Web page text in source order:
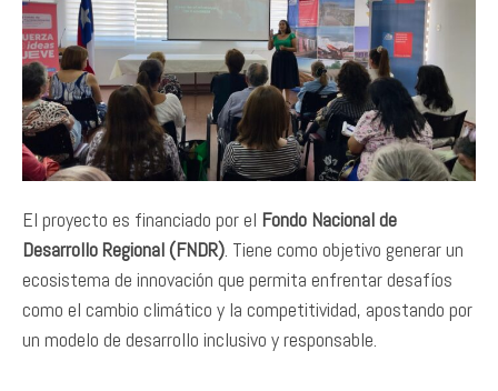
El proyecto es financiado por el Fondo Nacional de
Desarrollo Regional (FNDR). Tiene como objetivo generar un
ecosistema de innovación que permita enfrentar desafíos
como el cambio climático y la competitividad, apostando por
un modelo de desarrollo inclusivo y responsable.